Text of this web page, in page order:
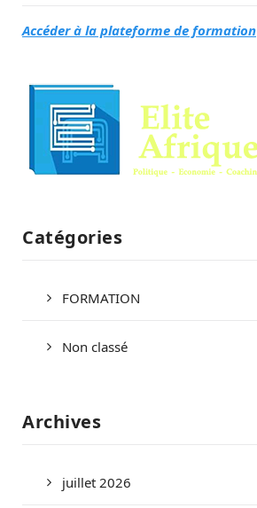
Accéder à la plateforme de formation
Catégories
FORMATION
Non classé
Archives
juillet 2026